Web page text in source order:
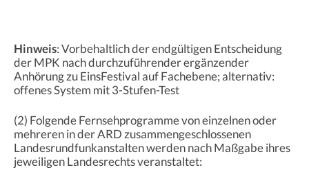
Hinweis: Vorbehaltlich der endgültigen Entscheidung
der MPK nach durchzuführender ergänzender
Anhörung zu EinsFestival auf Fachebene; alternativ:
offenes System mit 3-Stufen-Test
(2) Folgende Fernsehprogramme von einzelnen oder
mehreren in der ARD zusammengeschlossenen
Landesrundfunkanstalten werden nach Maßgabe ihres
jeweiligen Landesrechts veranstaltet: